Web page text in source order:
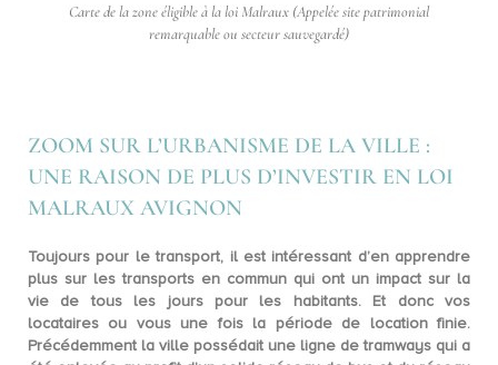
Carte de la zone éligible à la loi Malraux (Appelée site patrimonial
remarquable ou secteur sauvegardé)
ZOOM SUR L’URBANISME DE LA VILLE :
UNE RAISON DE PLUS D’INVESTIR EN LOI
MALRAUX AVIGNON
Toujours pour le transport, il est intéressant d’en apprendre
plus sur lestransports en commun qui ont un impact sur la
vie de tous les jours pour les habitants. Et donc vos
locataires ou vous une fois la période de location finie.
Précédemment la ville possédait une ligne de tramways qui a